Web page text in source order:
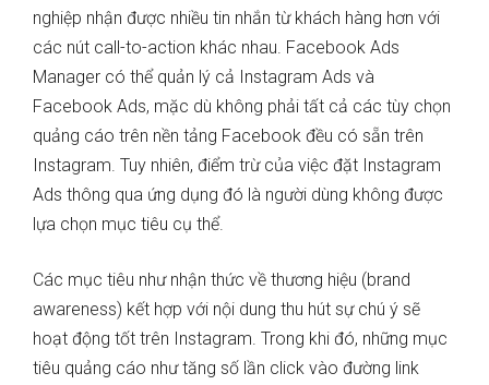
nghiệp nhận được nhiều tin nhắn từ khách hàng hơn với
các nút call-to-action khác nhau. Facebook Ads
Manager có thể quản lý cả Instagram Ads và
Facebook Ads, mặc dù không phải tất cả các tùy chọn
quảng cáo trên nền tảng Facebook đều có sẵn trên
Instagram. Tuy nhiên, điểm trừ của việc đặt Instagram
Ads thông qua ứng dụng đó là người dùng không được
lựa chọn mục tiêu cụ thể.
Các mục tiêu như nhận thức về thương hiệu (brand
awareness) kết hợp với nội dung thu hút sự chú ý sẽ
hoạt động tốt trên Instagram. Trong khi đó, những mục
tiêu quảng cáo như tăng số lần click vào đường link